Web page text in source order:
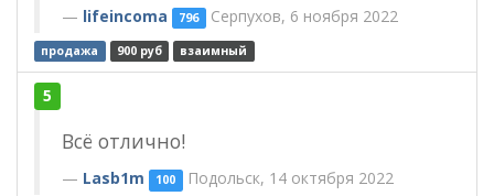
lifeincoma 796 Серпухов, 6 ноября 2022
продажа 900 руб взаимный
5
Всё отлично!
Lasb1m 100 Подольск, 14 октября 2022